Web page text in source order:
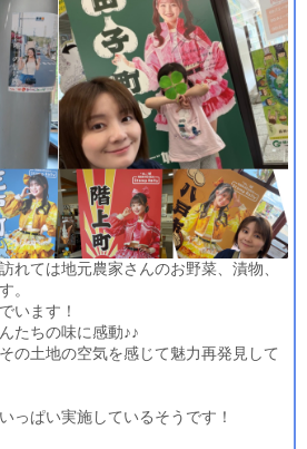
れては地元農家さんのお野菜、漬物、
。
います！
たちの味に感動♪♪
の土地の空気を感じて魅力再発見して
っぱい実施しているそうです！